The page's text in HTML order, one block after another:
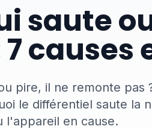
saute
causes
pire, il ne remonte pas
le différentiel saute la
l'appareil en cause.